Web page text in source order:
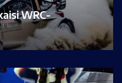
WRC-